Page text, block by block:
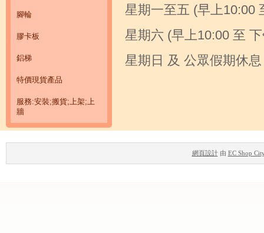
腳輪
膠卡板
鋁梯
特價現貨產品
服務:安裝;搬貨;上架;上
牆
星期一至五 (早上10:00
星期六 (早上10:00 至
星期日 及 公眾假期休息
網頁設計由 EC Shop